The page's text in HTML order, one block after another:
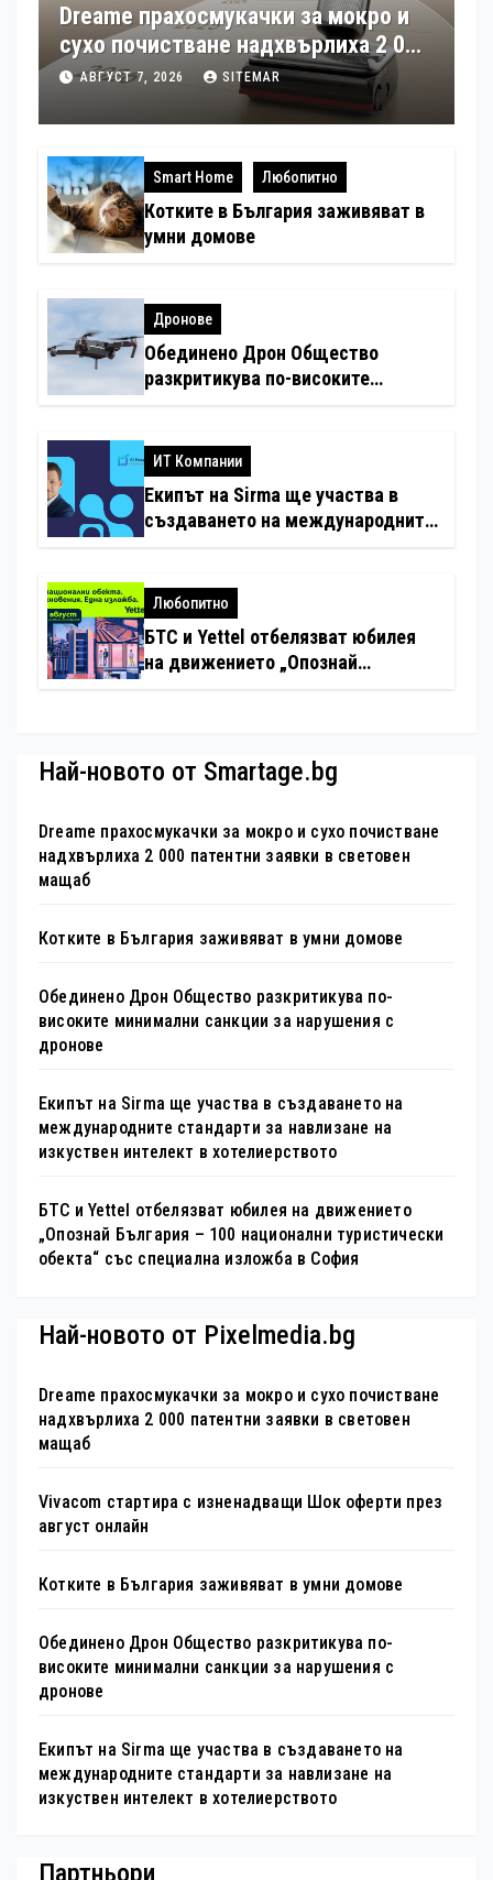
Dreame прахосмукачки за мокро и
сухо почистване надхвърлиха 2 000
патентни заявки в световен мащаб
АВГУСТ 7, 2026 SITEMAR
Smart Home Любопитно
Котките в България заживяват в
умни домове
Дронове
Обединено Дрон Общество
разкритикува по-високите
ИТ Компании
Екипът на Sirma ще участва в
създаването на международните
хотелиерството
Любопитно
БТС и Yettel отбелязват юбилея
на движението „Опознай
Най-новото от Smartage.bg
Dreame прахосмукачки за мокро и сухо почистване
надхвърлиха 2 000 патентни заявки в световен
мащаб
Котките в България заживяват в умни домове
Обединено Дрон Общество разкритикува по-
високите минимални санкции за нарушения с
дронове
Екипът на Sirma ще участва в създаването на
международните стандарти за навлизане на
изкуствен интелект в хотелиерството
БТС и Yettel отбелязват юбилея на движението
„Опознай България – 100 национални туристически
обекта“ със специална изложба в София
Най-новото от Pixelmedia.bg
Dreame прахосмукачки за мокро и сухо почистване
надхвърлиха 2 000 патентни заявки в световен
мащаб
Vivacom стартира с изненадващи Шок оферти през
август онлайн
Котките в България заживяват в умни домове
Обединено Дрон Общество разкритикува по-
високите минимални санкции за нарушения с
дронове
Екипът на Sirma ще участва в създаването на
международните стандарти за навлизане на
изкуствен интелект в хотелиерството
Партньори